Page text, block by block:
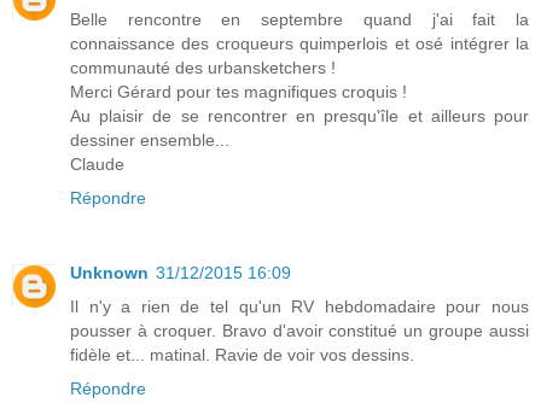
Belle rencontre en septembre quand j'ai fait la
connaissance des croqueurs quimperlois et osé intégrer la
communauté des urbansketchers !
Merci Gérard pour tes magnifiques croquis !
Au plaisir de se rencontrer en presqu'île et ailleurs pour
dessiner ensemble...
Claude
Répondre
Unknown 31/12/2015 16:09
Il n'y a rien de tel qu'un RV hebdomadaire pour nous
pousser à croquer. Bravo d'avoir constitué un groupe aussi
fidèle et... matinal. Ravie de voir vos dessins.
Répondre